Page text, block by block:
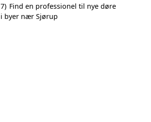
7) Find en professionel til nye døre
i byer nær Sjørup